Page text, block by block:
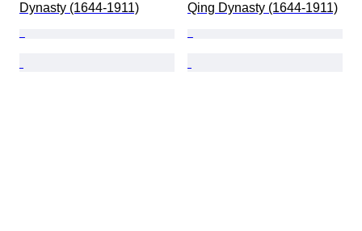
Dynasty (1644-1911)
Qing Dynasty (1644-1911)